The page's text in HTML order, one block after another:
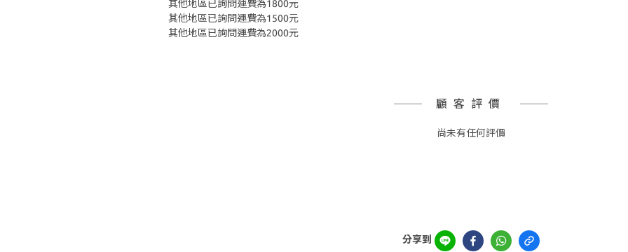
其他地區已詢問運費為1800元
其他地區已詢問運費為1500元
其他地區已詢問運費為2000元
顧客評價
尚未有任何評價
分享到